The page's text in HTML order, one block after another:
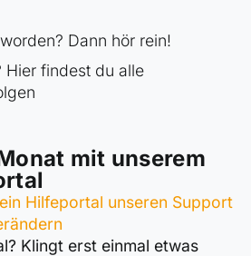
Dann hör rein!
Hier findest du alle
mit unserem
Hilfeportal unseren Support
Klingt erst einmal etwas